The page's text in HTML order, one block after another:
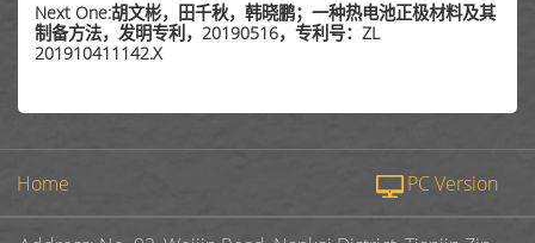
Next One:胡文彬，田千秋，韩晓鹏；一种热电池正极材料及其
制备方法，发明专利，20190516，专利号：ZL
201910411142.X
Home PC Version